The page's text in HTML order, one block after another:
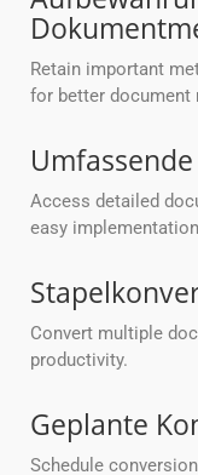
Retain important
for better document
Access detailed
easy
Convert multiple
productivity.
Geplante
Schedule